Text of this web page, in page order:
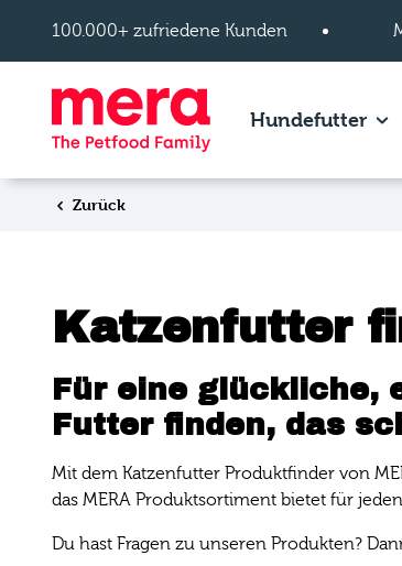
100.000+ zufriedene Kunden
Hundefutter
Zurück
Katzenfutter
Für eine glückliche,
Futter finden, das
Mit dem Katzenfutter Produktfinder von
das MERA Produktsortiment bietet für
Du hast Fragen zu unseren Produkten?